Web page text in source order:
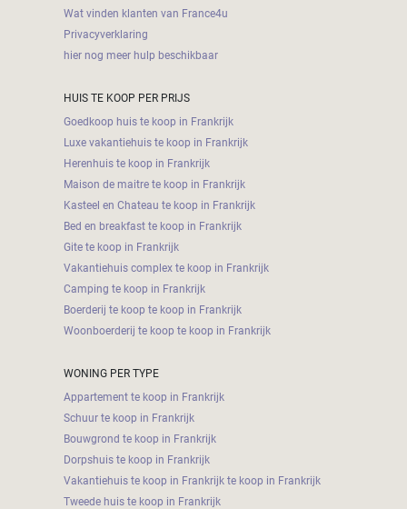
Wat vinden klanten van France4u
Privacyverklaring
hier nog meer hulp beschikbaar
HUIS TE KOOP PER PRIJS
Goedkoop huis te koop in Frankrijk
Luxe vakantiehuis te koop in Frankrijk
Herenhuis te koop in Frankrijk
Maison de maitre te koop in Frankrijk
Kasteel en Chateau te koop in Frankrijk
Bed en breakfast te koop in Frankrijk
Gite te koop in Frankrijk
Vakantiehuis complex te koop in Frankrijk
Camping te koop in Frankrijk
Boerderij te koop te koop in Frankrijk
Woonboerderij te koop te koop in Frankrijk
WONING PER TYPE
Appartement te koop in Frankrijk
Schuur te koop in Frankrijk
Bouwgrond te koop in Frankrijk
Dorpshuis te koop in Frankrijk
Vakantiehuis te koop in Frankrijk te koop in Frankrijk
Tweede huis te koop in Frankrijk